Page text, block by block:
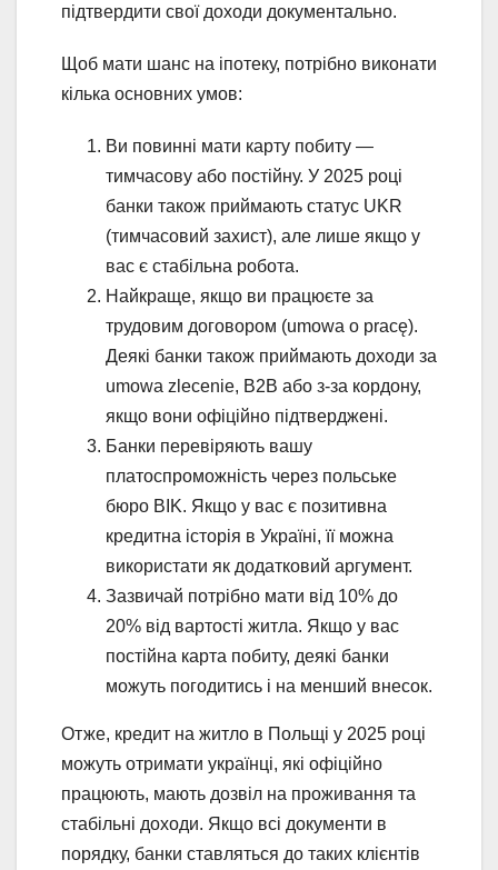
підтвердити свої доходи документально.
Щоб мати шанс на іпотеку, потрібно виконати
кілька основних умов:
Ви повинні мати карту побиту —
тимчасову або постійну. У 2025 році
банки також приймають статус UKR
(тимчасовий захист), але лише якщо у
вас є стабільна робота.
Найкраще, якщо ви працюєте за
трудовим договором (umowa o pracę).
Деякі банки також приймають доходи за
umowa zlecenie, B2B або з-за кордону,
якщо вони офіційно підтверджені.
Банки перевіряють вашу
платоспроможність через польське
бюро BIK. Якщо у вас є позитивна
кредитна історія в Україні, її можна
використати як додатковий аргумент.
Зазвичай потрібно мати від 10% до
20% від вартості житла. Якщо у вас
постійна карта побиту, деякі банки
можуть погодитись і на менший внесок.
Отже, кредит на житло в Польщі у 2025 році
можуть отримати українці, які офіційно
працюють, мають дозвіл на проживання та
стабільні доходи. Якщо всі документи в
порядку, банки ставляться до таких клієнтів